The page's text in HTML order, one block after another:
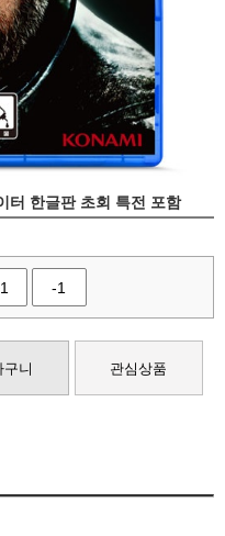
터 한글판 초회 특전 포함
-1
구니 관심상품